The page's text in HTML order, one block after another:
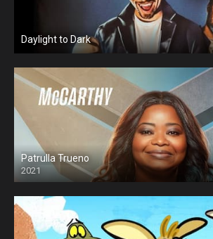
Daylight to Dark
Patrulla Trueno
2021